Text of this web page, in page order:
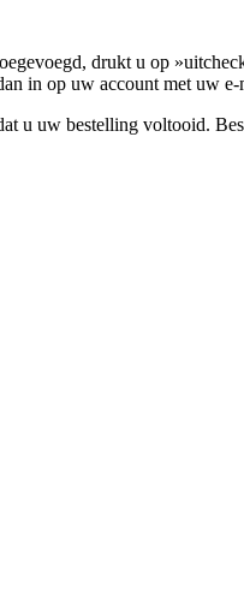
drukt u op
in op uw account met uw
u uw bestelling voltooid.